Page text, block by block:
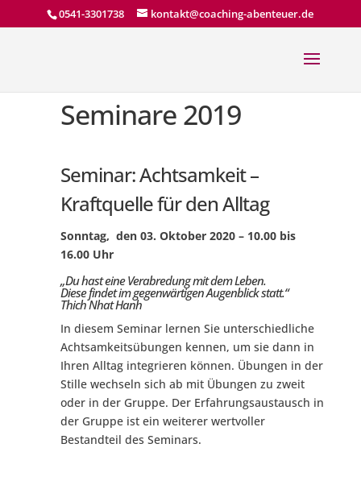
0541-3301738 kontakt@coaching-abenteuer.de
Seminare 2019
Seminar: Achtsamkeit –
Kraftquelle für den Alltag
Sonntag, den 03. Oktober 2020 –10.00 bis
16.00 Uhr
„Du hast eine Verabredung mit dem Leben.
Diese findet im gegenwärtigen Augenblick statt.“
Thich Nhat Hanh
In diesem Seminar lernen Sie unterschiedliche
Achtsamkeitsübungen kennen, um sie dann in
Ihren Alltag integrieren können. Übungen in der
Stille wechseln sich ab mit Übungen zu zweit
oder in der Gruppe. Der Erfahrungsaustausch in
der Gruppe ist ein weiterer wertvoller
Bestandteil des Seminars.